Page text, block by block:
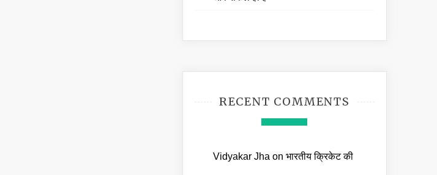
RECENT COMMENTS
Vidyakar Jha on भारतीय क्रिकेट की